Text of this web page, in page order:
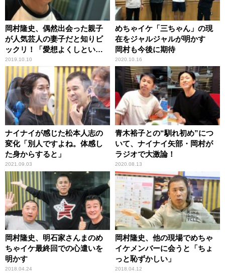
岡村隆史、偶然出会った親子
が人気芸人の妻子だと知りビ
ックリ！「愛想よくしといて
良かった」
2019.10.10
めちゃイケ「三ちゃん」の現
在をジャルジャルが明かす
岡村も今後に期待
2020.10.16
ナイナイが感じた松本人志の
変化「別人ですよね。体感し
た身からすると」
2021.09.03
青木裕子との“馴れ初め”につ
いて、ナイナイ矢部・岡村が
ラジオで大激論！
2020.08.13
岡村隆史、明石家さんまのめ
ちゃイケ最終回での心遣いを
明かす
2018.04.24
岡村隆史、他の現場でめちゃ
イケメンバーに会うと「ちょ
っと恥ずかしい」
2018.04.12